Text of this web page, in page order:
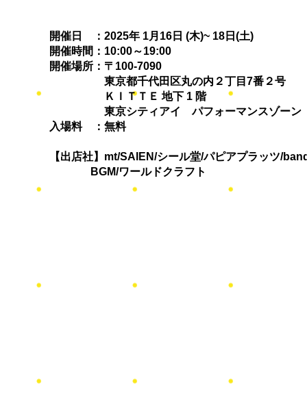
開催日 ：2025年 1月16日 (木)~ 18日(土)​
開催時間： 10:00～19:00
開催場所：〒100-7090
東京都千代田区丸の内２丁目7番２号
ＫＩＴＴＥ 地下 1 階
東京シティアイ パフォーマンスゾーン
入場料 ：無料
【出店社】mt/SAIEN/シール堂/パピアプラッツ/
BGM/ワールドクラフト